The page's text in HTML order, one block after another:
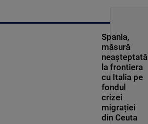
Spania,
măsură
neașteptată
la frontiera
cu Italia pe
fondul
crizei
migrației
din Ceuta